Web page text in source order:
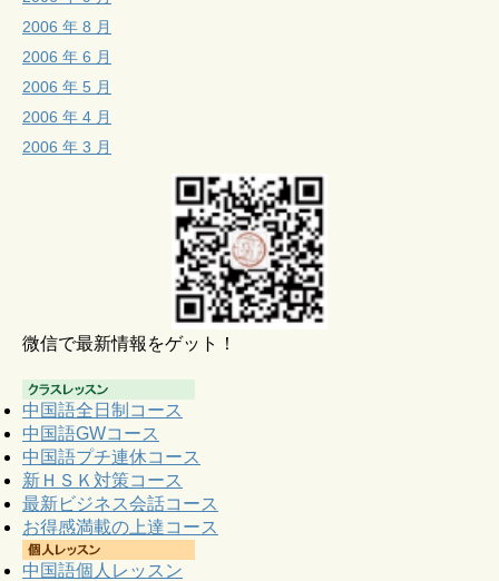
2006 年 8 月
2006 年 6 月
2006 年 5 月
2006 年 4 月
2006 年 3 月
微信で最新情報をゲット！
中国語全日制コース
中国語GWコース
中国語プチ連休コース
新ＨＳＫ対策コース
最新ビジネス会話コース
お得感満載の上達コース
中国語個人レッスン